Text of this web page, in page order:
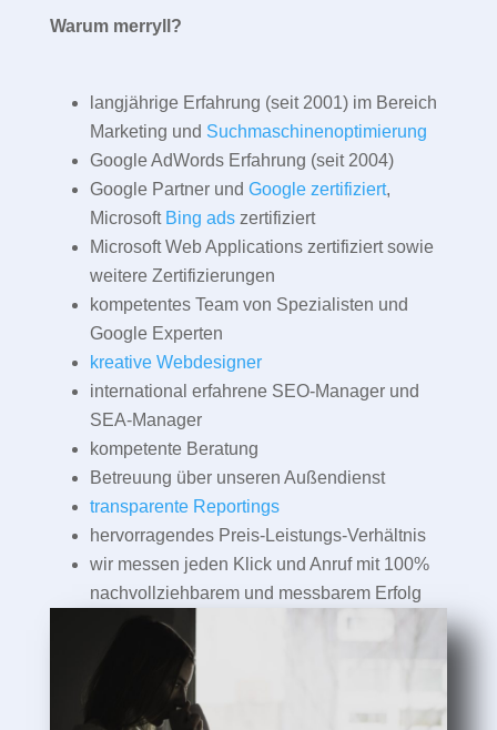
Warum merryll?
langjährige Erfahrung (seit 2001) im Bereich
Marketing und Suchmaschinenoptimierung
Google AdWords Erfahrung (seit 2004)
Google Partner und Google zertifiziert,
Microsoft Bing adszertifiziert
Microsoft Web Applications zertifiziert sowie
weitere Zertifizierungen
kompetentes Team von Spezialisten und
Google Experten
kreative Webdesigner
international erfahrene SEO-Manager und
SEA-Manager
kompetente Beratung
Betreuung über unseren Außendienst
transparente Reportings
hervorragendes Preis-Leistungs-Verhältnis
wir messen jeden Klick und Anruf mit 100%
nachvollziehbarem und messbarem Erfolg